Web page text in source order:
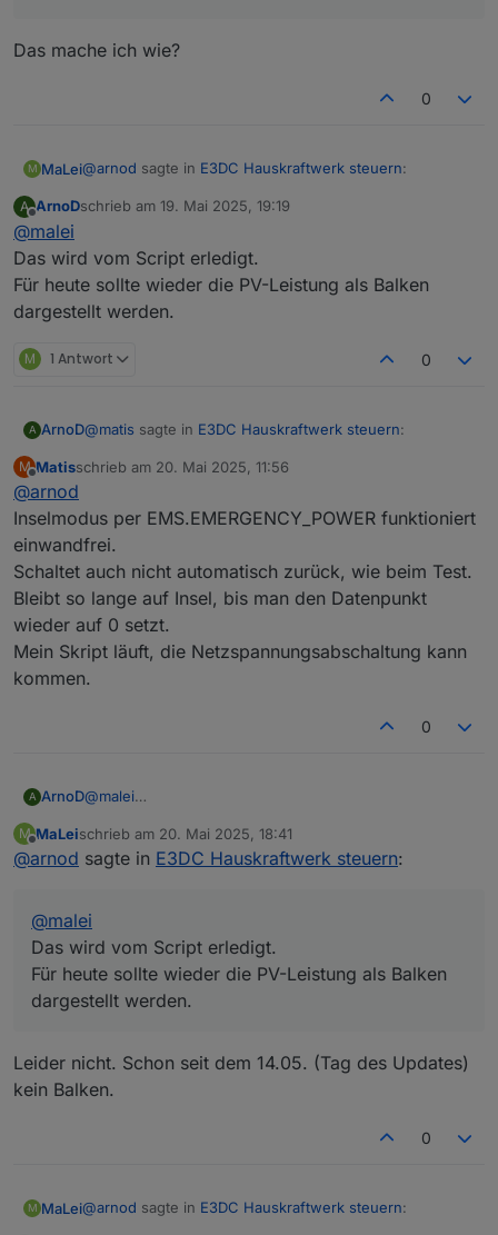
Das mache ich wie?
0
M MaLei@arnod sagte in E3DC Hauskraftwerk steuern:
werden müssen.
Das mache ich wie?
A
Offline
ArnoDschrieb am 19. Mai 2025, 19:19
zuletzt editiert von
@malei
Das wird vom Script erledigt.
Für heute sollte wieder die PV-Leistung als Balken
dargestellt werden.
M 1 Antwort 0
A ArnoD@matis sagte in E3DC Hauskraftwerk steuern:
Mutig :-)
Hätte mir das schon länger mal vorgenommen, aber da
ich diese Funktion aktuell nicht benötige, immer wieder
verschoben.
M
Offline
Matisschrieb am 20. Mai 2025, 11:56
zuletzt editiert von
@arnod
Inselmodus per EMS.EMERGENCY_POWER funktioniert
einwandfrei.
Schaltet auch nicht automatisch zurück, wie beim Test.
Bleibt so lange auf Insel, bis man den Datenpunkt
wieder auf 0 setzt.
Mein Skript läuft, die Netzspannungsabschaltung kann
kommen.
0
A ArnoD@malei
Für heute sollte wieder die PV-Leistung als Balken
dargestellt werden.
M
Offline
MaLeischrieb am 20. Mai 2025, 18:41
zuletzt editiert von
@arnod sagte in E3DC Hauskraftwerk steuern:
@malei
Das wird vom Script erledigt.
Für heute sollte wieder die PV-Leistung als Balken
dargestellt werden.
Leider nicht. Schon seit dem 14.05. (Tag des Updates)
kein Balken.
0
M MaLei@arnod sagte in E3DC Hauskraftwerk steuern: